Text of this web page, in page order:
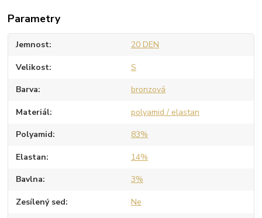
Parametry
Jemnost 20 DEN
Velikost S
Barva bronzová
Materiál polyamid / elastan
Polyamid 83%
Elastan 14%
Bavlna 3%
Zesílený sed Ne